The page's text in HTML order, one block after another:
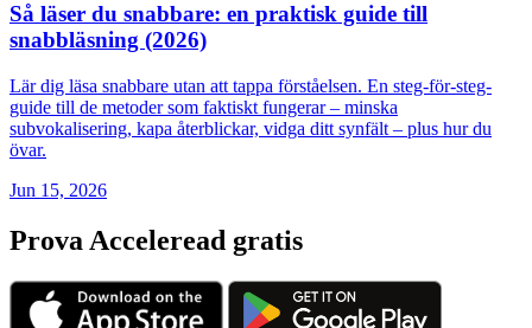
Så läser du snabbare: en praktisk guide till
snabbläsning (2026)
Lär dig läsa snabbare utan att tappa förståelsen. En steg-för-steg-
guide till de metoder som faktiskt fungerar – minska
subvokalisering, kapa återblickar, vidga ditt synfält – plus hur du
övar.
Jun 15, 2026
Prova Acceleread gratis